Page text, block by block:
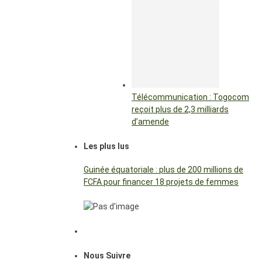
Télécommunication : Togocom
reçoit plus de 2,3 milliards
d’amende
Les plus lus
Guinée équatoriale : plus de 200 millions de
FCFA pour financer 18 projets de femmes
Nous Suivre